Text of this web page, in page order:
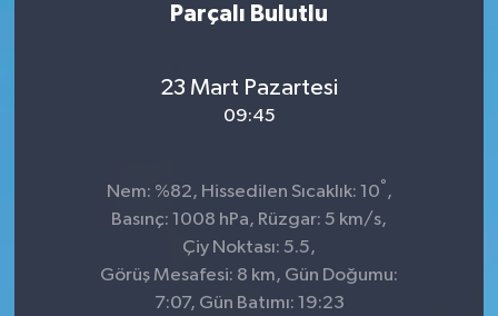
Parçalı Bulutlu
23 Mart Pazartesi
09:45
Nem: %82, Hissedilen Sıcaklık: 10° ,
Basınç: 1008 hPa, Rüzgar: 5 km/s,
Çiy Noktası: 5.5,
Görüş Mesafesi: 8 km, Gün Doğumu:
7:07, Gün Batımı: 19:23